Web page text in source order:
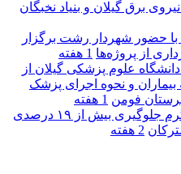
برق گیلان و بنیاد نخبگان
حضور شهردار رشت برگزار
از پروژه‌ها 1 هفته
علوم پزشکی گیلان از
بیماران و نحوه اجرای پزشک
فومن 1 هفته
با استفاده از تعمیرات خط گرم جلوگیری بیش از ۱۹ درصدی
2 هفته